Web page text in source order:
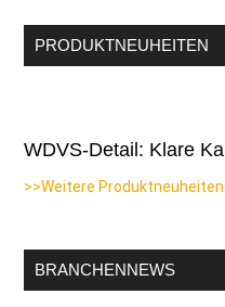
PRODUKTNEUHEITEN
WDVS-Detail: Klare
>>Weitere Produktneuheiten
BRANCHENNEWS